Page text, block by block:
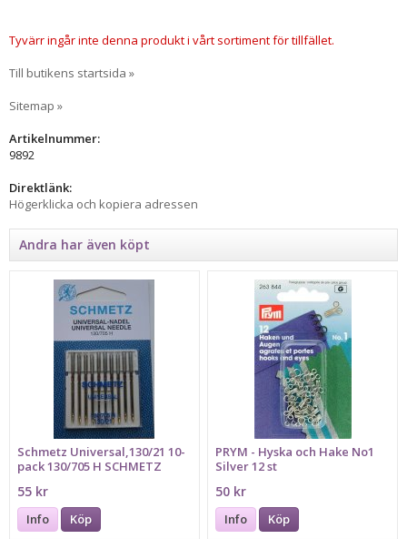
Tyvärr ingår inte denna produkt i vårt sortiment för tillfället.
Till butikens startsida »
Sitemap »
Artikelnummer:
9892
Direktlänk:
Högerklicka och kopiera adressen
Andra har även köpt
Schmetz Universal,130/21 10-
pack 130/705 H SCHMETZ
55 kr
Info Köp
PRYM - Hyska och Hake No1
Silver 12 st
50 kr
Info Köp